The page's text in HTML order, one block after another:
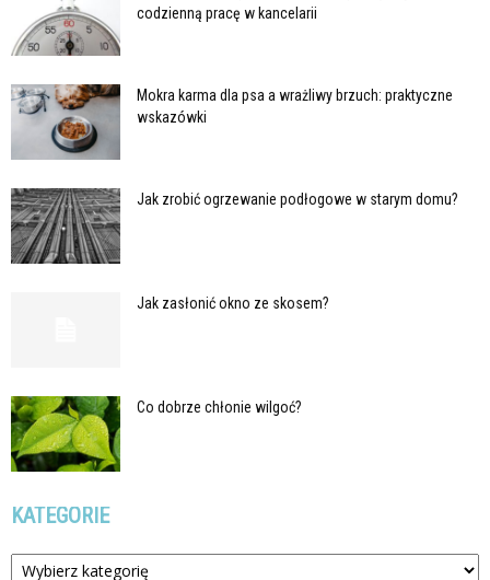
codzienną pracę w kancelarii
Mokra karma dla psa a wrażliwy brzuch: praktyczne
wskazówki
Jak zrobić ogrzewanie podłogowe w starym domu?
Jak zasłonić okno ze skosem?
Co dobrze chłonie wilgoć?
KATEGORIE
Kategorie